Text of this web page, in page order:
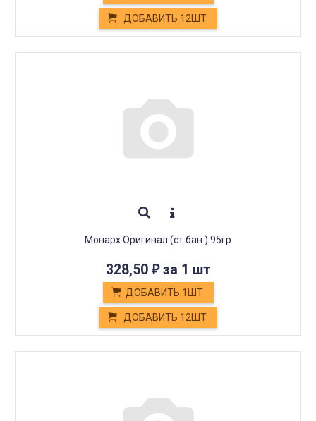
ДОБАВИТЬ 12ШТ
Монарх Оригинал (ст.бан.) 95гр
328,50 ₽за 1 шт
ДОБАВИТЬ 1ШТ
ДОБАВИТЬ 12ШТ